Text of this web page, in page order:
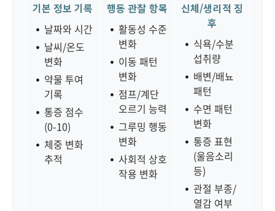
기본 정보 기록
날짜와 시간
날씨/온도
변화
약물 투여
기록
통증 점수
(0-10)
체중 변화
추적
행동 관찰 항목
활동성 수준
변화
이동 패턴
변화
점프/계단
오르기 능력
그루밍 행동
변화
사회적 상호
작용 변화
신체/생리적 징
후
식욕/수분
섭취량
배변/배뇨
패턴
수면 패턴
변화
통증 표현
(울음소리
등)
관절 부종/
열감 여부